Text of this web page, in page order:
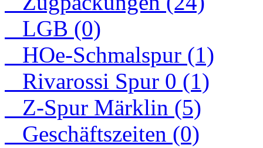
LGB (0)
HOe-Schmalspur (1)
Rivarossi Spur 0 (1)
Z-Spur Märklin (5)
Geschäftszeiten (0)